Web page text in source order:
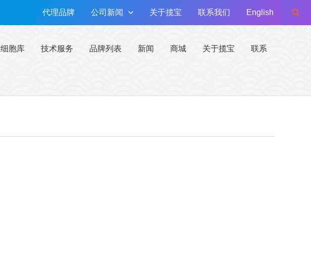
代理品牌 公司新闻 关于揽宝 联系我们 English
搜
索
细胞库 技术服务 品牌列表 新闻 商城 关于揽宝
联系